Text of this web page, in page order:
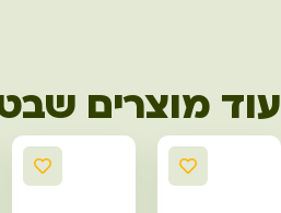
עוד מוצרים